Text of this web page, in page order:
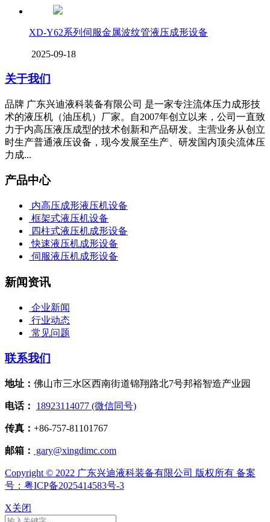
XD-Y62系列伺服金属波纹管液压成形设备
2025-09-18
关于我们
品牌 广东兴迪液科装备有限公司 是一家专注流体压力成形技
术的液压机（油压机）厂家。自2007年创立以来，公司一直致
力于内高压液压成型的技术创新和产品研发。主营业务从创立
时生产普通液压设备，现今发展至生产、研发国内顶尖流体压
力成...
产品中心
内高压成形液压机设备
框架式液压机设备
四柱式液压机成形设备
快速液压机成形设备
伺服液压机成形设备
新闻资讯
企业新闻
行业动态
常见问题
联系我们
地址： 佛山市三水区西南街道锦翔路北7号邦裕智造产业园
电话： 18923114077 (微信同号)
传真： +86-757-81101767
邮箱： gary@xingdimc.com
Copyright © 2022 广东兴迪液科装备有限公司 版权所有 备案
号：粤ICP备2025414583号-3
X关闭